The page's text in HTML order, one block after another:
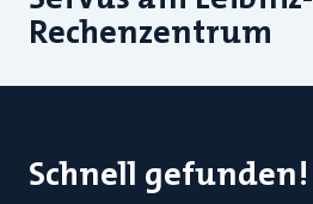
Rechenzentrum
Schnell gefunden!